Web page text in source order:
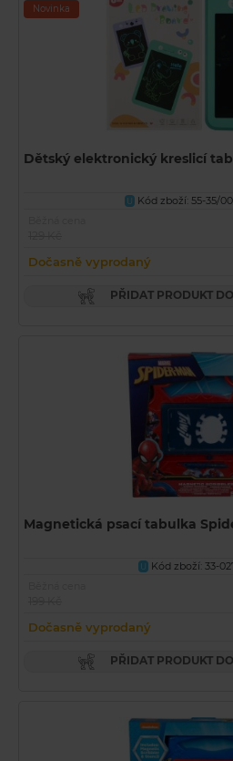
Novinka
Dětský elektronický kreslicí
U Kód zboží: 55-35/
Dočasně vyprodaný
PŘIDAT PRODUKT
Magnetická psací tabulka
U
Kód zboží: 33-
Dočasně vyprodaný
PŘIDAT PRODUKT